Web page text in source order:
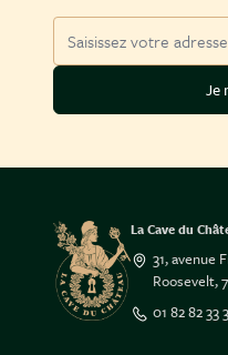
Je
La Cave du
31, avenue
Roosevelt,
01 82 82 33